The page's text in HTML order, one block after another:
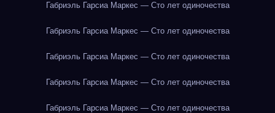
Габриэль Гарсиа Маркес — Сто лет одиночества
Габриэль Гарсиа Маркес — Сто лет одиночества
Габриэль Гарсиа Маркес — Сто лет одиночества
Габриэль Гарсиа Маркес — Сто лет одиночества
Габриэль Гарсиа Маркес — Сто лет одиночества